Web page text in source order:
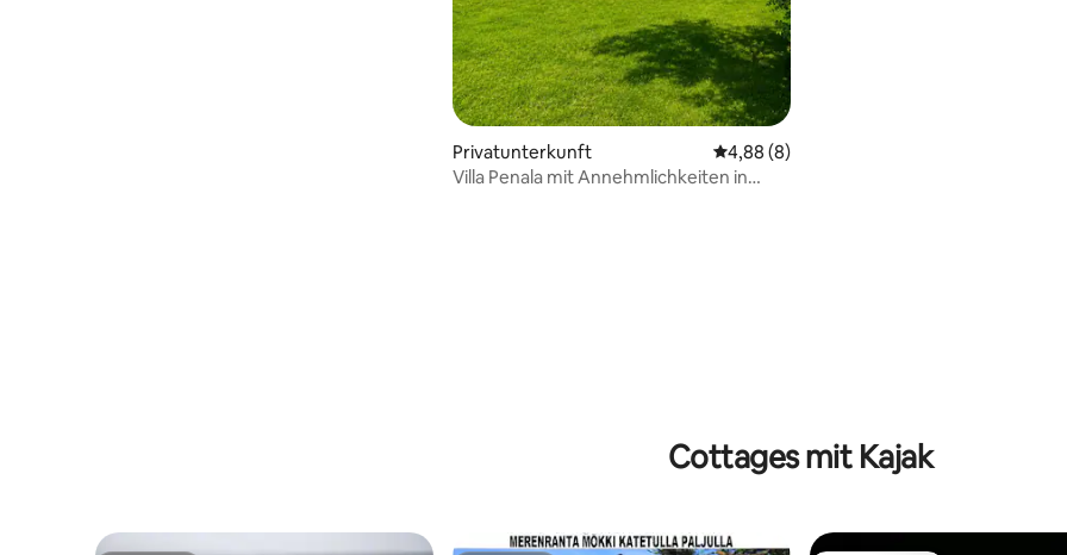
Privatunterkunft Durchschnittliche Bewertung: 4,88 von 5,
4,88 (8)
Villa Penala mit Annehmlichkeiten in
Cottages mit Kajak